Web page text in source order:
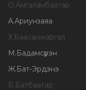
О.Амгаланбаатар
А.Ариунзаяа
Х.Баасанжаргал
М.Бадамсүрэн
Ж.Бат-Эрдэнэ
Б.Батбаатар